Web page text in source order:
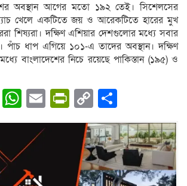
অবস্থান আগের মতো ১৯২ তেই। সিশেলসের
ম্যাচ খেলে একটিতে জয় ও আরেকটিতে হারের মুখ
শিষ্যরা। দক্ষিণ এশিয়ার দেশগুলোর মধ্যে সবার
পাঁচ ধাপ এগিয়ে ১০১-এ তাদের অবস্থান। দক্ষিণ
বাংলাদেশের নিচে রয়েছে পাকিস্তান (১৯৫) ও
Messenger
WhatsApp
EmailPrintFriendly
Copy
Link